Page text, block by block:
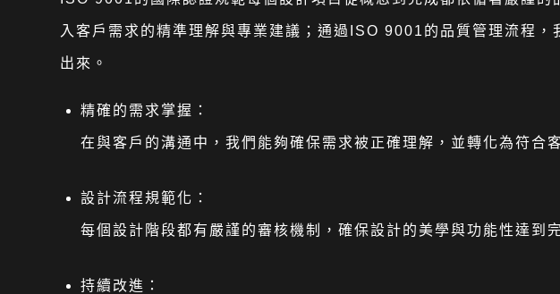
入客戶需求的精準理解與專業建議；通過ISO 9001的品質管理流程
出來。
精確的需求掌握：
在與客戶的溝通中，我們能夠確保需求被正確理解，並轉化為符合
設計流程規範化：
每個設計階段都有嚴謹的審核機制，確保設計的美學與功能性達到
持續改進：